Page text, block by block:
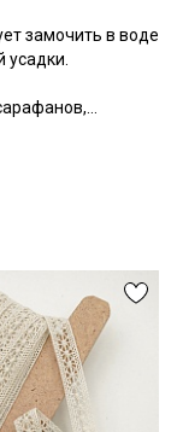
замочить в воде
цвета в